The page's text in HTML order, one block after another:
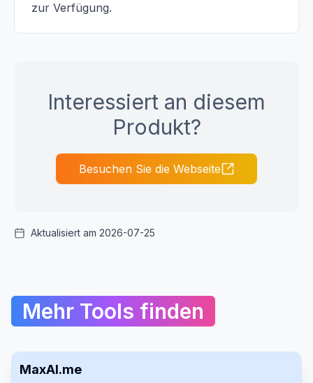
zur Verfügung.
Interessiert an diesem
Produkt?
Besuchen Sie die Webseite
Aktualisiert am 2026-07-25
Mehr Tools finden
MaxAI.me